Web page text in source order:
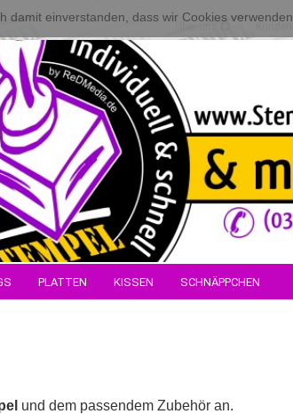
Passwort vergessen?
einverstanden, dass wir Cookies verwenden.
PLATTEN KISSEN SCHNÄPPCHEN
und dem passendem Zubehör an.